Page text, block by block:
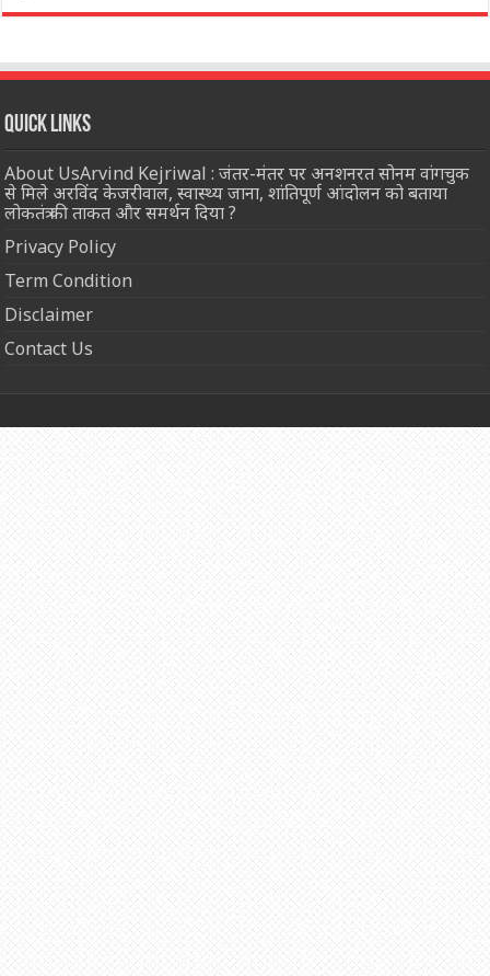
Quick Links
About UsArvind Kejriwal : जंतर-मंतर पर अनशनरत सोनम वांगचुक
से मिले अरविंद केजरीवाल, स्वास्थ्य जाना, शांतिपूर्ण आंदोलन को बताया
लोकतंत्र की ताकत और समर्थन दिया ?
Privacy Policy
Term Condition
Disclaimer
Contact Us